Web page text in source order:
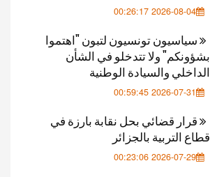
2026-08-04 00:26:17
سياسيون تونسيون لتبون "اهتموا
بشؤونكم" ولا تتدخلو في الشأن
الداخلي والسيادة الوطنية
2026-07-31 00:59:45
قرار قضائي بحل نقابة بارزة في
قطاع التربية بالجزائر
2026-07-29 00:23:06